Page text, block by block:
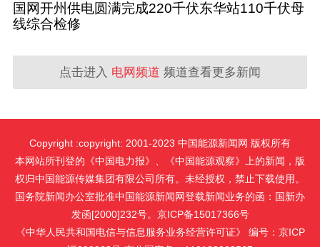
国网开州供电圆满完成220千伏东华站110千伏母
线综合检修
点击进入 电网频道 频道查看更多新闻
Copyright :copyright: 2001-2023 中国能源新闻网 版权所有
本网站所刊登的《中国电力报》、《中国能源观察》上的新闻，版
权归中国能源传媒集团有限公司所有。未经授权，禁止下载使用。
国务院新闻办公室批准中国能源新闻网登载新闻业务的函：国新办
发函[2000]232号。京ICP备15017366号
《中华人民共和国电信与信息服务业务经营许可证》 编号：京ICP